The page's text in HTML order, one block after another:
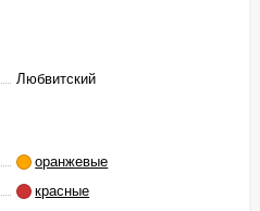
Любвитский
оранжевые
красные